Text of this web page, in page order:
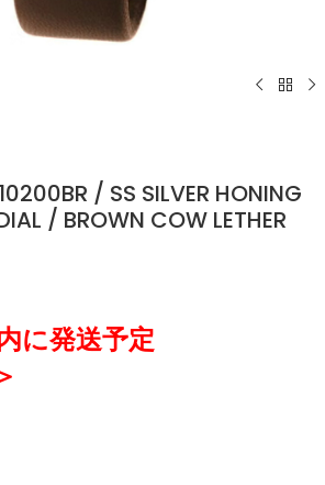
/ SS SILVER HONING
/ BROWN COW LETHER
に発送予定